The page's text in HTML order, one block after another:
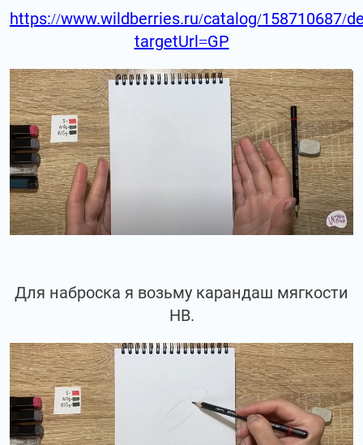
https://www.wildberries.ru/catalog/158710687/
targetUrl=GP
Для наброска я возьму карандаш мягкости
НВ.